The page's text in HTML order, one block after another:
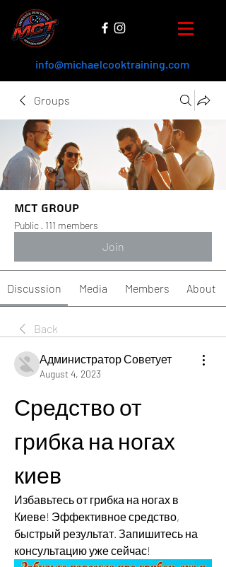
info@michaelcooktraining.com
Groups
MCT Group
Public · 111 members
Join
Discussion Media Members About
Back
Администратор Советует
August 4, 2023
Средство от
грибка на ногах
киев
Избавьтесь от грибка на ногах в
Киеве! Эффективное средство,
быстрый результат. Запишитесь на
консультацию уже сейчас!